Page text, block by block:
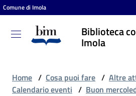
Vai al contenuto
Vai alla navigazione
Vai al footer
Comune di Imola
Biblioteca
Imola
Biblioteca
comunale
Home / Cosa puoi fare / Altre
Calendario eventi / Buon